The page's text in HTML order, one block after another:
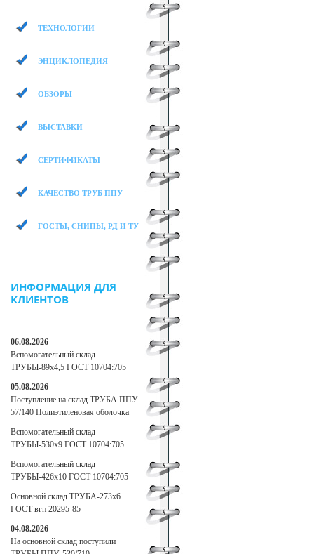
ТЕХНОЛОГИИ
ЭНЦИКЛОПЕДИЯ
ОБЗОРЫ
ВЫСТАВКИ
СЕРТИФИКАТЫ
КАЧЕСТВО ТРУБ ППУ
ГОСТЫ, СНИПЫ, РД И ТУ
ИНФОРМАЦИЯ ДЛЯ
КЛИЕНТОВ
06.08.2026
Вспомогательный склад
ТРУБЫ-89х4,5 ГОСТ 10704:705
05.08.2026
Поступление на склад ТРУБА ППУ
57/140 Полиэтиленовая оболочка
Вспомогательный склад
ТРУБЫ-530х9 ГОСТ 10704:705
Вспомогательный склад
ТРУБЫ-426х10 ГОСТ 10704:705
Основной склад ТРУБА-273х6
ГОСТ вгп 20295-85
04.08.2026
На основной склад поступили